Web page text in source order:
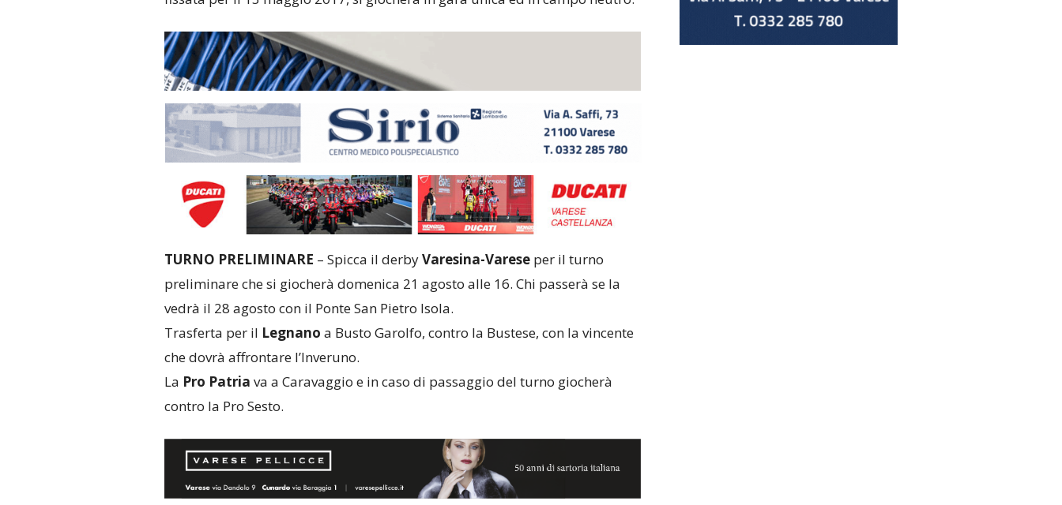
TURNO PRELIMINARE – Spicca il derbyVaresina-Vareseper il turno
preliminare che si giocherà domenica 21 agosto alle 16. Chi passerà se la
vedrà il 28 agosto con il Ponte San Pietro Isola.
Trasferta per il Legnano a Busto Garolfo, contro la Bustese, con la vincente
che dovrà affrontare l’Inveruno.
La Pro Patria va a Caravaggio e in caso di passaggio del turno giocherà
contro la Pro Sesto.